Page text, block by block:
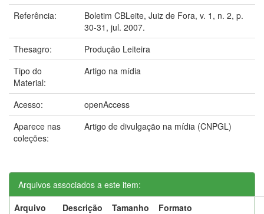
Referência:
Boletim CBLeite, Juiz de Fora, v. 1, n. 2, p.
30-31, jul. 2007.
Thesagro:
Produção Leiteira
Tipo do
Material:
Artigo na mídia
Acesso:
openAccess
Aparece nas
coleções:
Artigo de divulgação na mídia (CNPGL)
Arquivos associados a este item:
Arquivo
Descrição Tamanho
Formato